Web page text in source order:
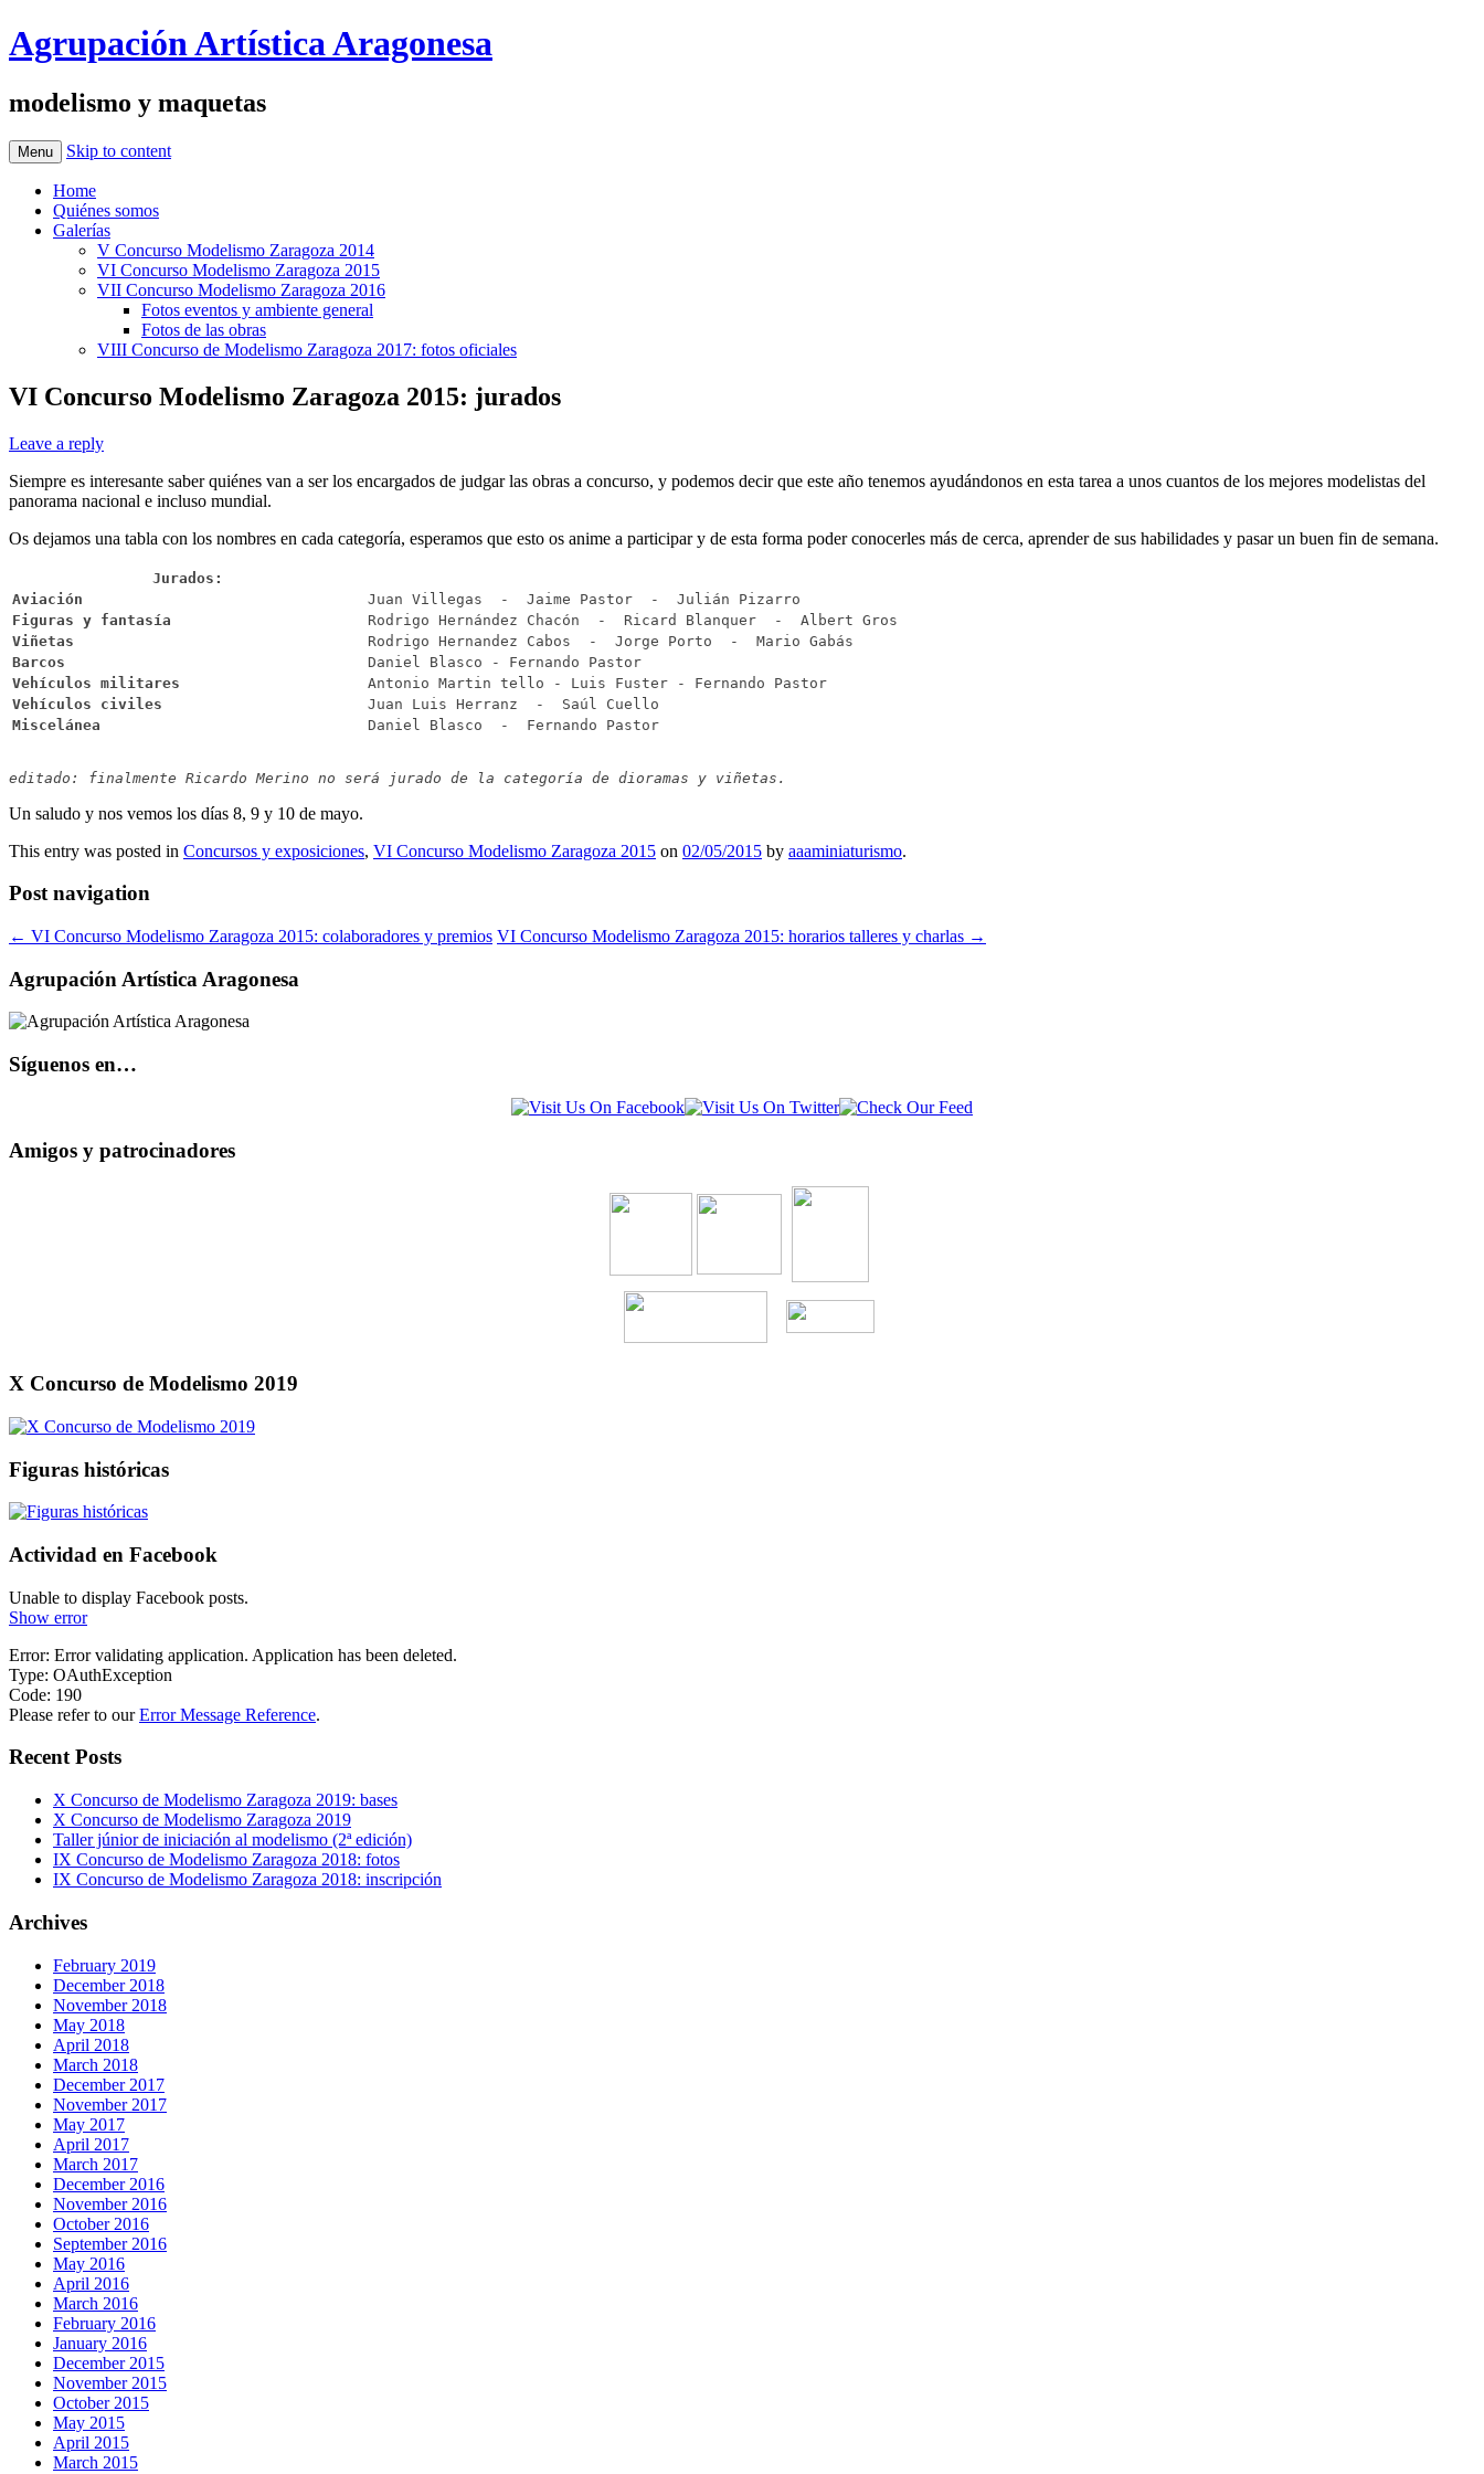
Agrupación Artística Aragonesa
modelismo y maquetas
Menu Skip to content
Home
Quiénes somos
Galerías
V Concurso Modelismo Zaragoza 2014
VI Concurso Modelismo Zaragoza 2015
VII Concurso Modelismo Zaragoza 2016
Fotos eventos y ambiente general
Fotos de las obras
VIII Concurso de Modelismo Zaragoza 2017: fotos oficiales
VI Concurso Modelismo Zaragoza 2015: jurados
Leave a reply
Siempre es interesante saber quiénes van a ser los encargados de judgar las obras a concurso, y podemos decir que este año tenemos ayudándonos en esta tarea a unos cuantos de los mejores modelistas del
panorama nacional e incluso mundial.
Os dejamos una tabla con los nombres en cada categoría, esperamos que esto os anime a participar y de esta forma poder conocerles más de cerca, aprender de sus habilidades y pasar un buen fin de semana.
Jurados:
Aviación
Juan Villegas  -  Jaime Pastor  -  Julián Pizarro
Figuras y fantasía
Rodrigo Hernández Chacón  -  Ricard Blanquer  -  Albert Gros
Viñetas
Rodrigo Hernandez Cabos  -  Jorge Porto  -  Mario Gabás
Barcos
Daniel Blasco - Fernando Pastor
Vehículos militares
Antonio Martin tello - Luis Fuster - Fernando Pastor
Vehículos civiles
Juan Luis Herranz  -  Saúl Cuello
Miscelánea
Daniel Blasco  -  Fernando Pastor
editado: finalmente Ricardo Merino no será jurado de la categoría de dioramas y viñetas.
Un saludo y nos vemos los días 8, 9 y 10 de mayo.
This entry was posted in Concursos y exposiciones, VI Concurso Modelismo Zaragoza 2015 on 02/05/2015 by aaaminiaturismo.
Post navigation
← VI Concurso Modelismo Zaragoza 2015: colaboradores y premios VI Concurso Modelismo Zaragoza 2015: horarios talleres y charlas →
Agrupación Artística Aragonesa
Síguenos en…
Amigos y patrocinadores
X Concurso de Modelismo 2019
Figuras históricas
Actividad en Facebook
Unable to display Facebook posts.
Show error
Error: Error validating application. Application has been deleted.
Type: OAuthException
Code: 190
Please refer to ourError Message Reference.
Recent Posts
X Concurso de Modelismo Zaragoza 2019: bases
X Concurso de Modelismo Zaragoza 2019
Taller júnior de iniciación al modelismo (2ª edición)
IX Concurso de Modelismo Zaragoza 2018: fotos
IX Concurso de Modelismo Zaragoza 2018: inscripción
Archives
February 2019
December 2018
November 2018
May 2018
April 2018
March 2018
December 2017
November 2017
May 2017
April 2017
March 2017
December 2016
November 2016
October 2016
September 2016
May 2016
April 2016
March 2016
February 2016
January 2016
December 2015
November 2015
October 2015
May 2015
April 2015
March 2015